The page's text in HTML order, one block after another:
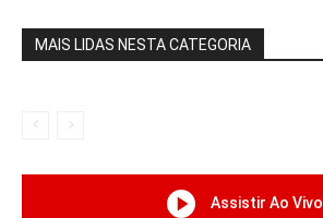
MAIS LIDAS NESTA CATEGORIA
Assistir Ao Vivo